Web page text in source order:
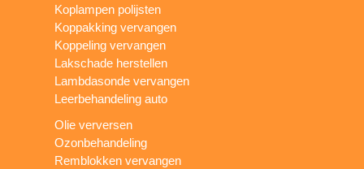
Koplampen polijsten
Koppakking vervangen
Koppeling vervangen
Lakschade herstellen
Lambdasonde vervangen
Leerbehandeling auto
Olie verversen
Ozonbehandeling
Remblokken vervangen